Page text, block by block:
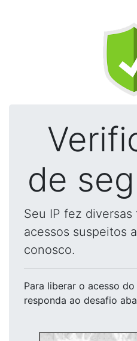
de
Seu IP fez
acessos suspeitos
conosco.
Para liberar o acesso do
responda ao desafio